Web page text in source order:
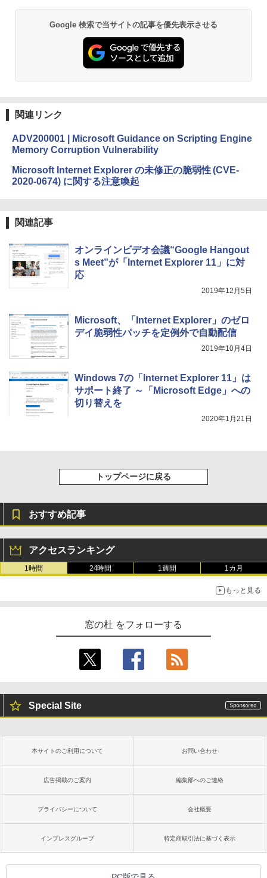
Microsoft Office Home & Business 202
4(最新 永続版)|オンラインコード版|Wind
ows11、10/mac対応|PC2台
ラインコード版
￥3,200
￥1,600
ClaudeCode いちばんやさしい 教科書:
方 マニュアル AI副業にもコンテンツ作成
にもKindle出版にも！ 非エンジニアのた
めのAIコーディング入門シリーズ
ェクトリストと最新エミュレータ紹介
￥19,980
Kindle Paperwhite シグニチャーエディ
ション (32GB) 7インチディスプレイ、明
Amazon Kindle Colorsoft | 16GBストレ
イ、色調調節ライト、最大8週間持続バッ
テリー、広告無し、ブラック (2025年発
New Amazon Kindle Scribe Colorsoft |
11インチカラーディスプレイ、64GBスト
レージ、ノート機能搭載、明るさ自動調
Google 検索で当サイトの記事を優先表示させる
関連リンク
ADV200001 | Microsoft Guidance on Scripting Engine
Memory Corruption Vulnerability
Microsoft Internet Explorer の未修正の脆弱性 (CVE-
2020-0674) に関する注意喚起
関連記事
オンラインビデオ会議“Google Hangout
s Meet”が「Internet Explorer 11」に対
応
2019年12月5日
Microsoft、「Internet Explorer」のゼロ
デイ脆弱性パッチを定例外で自動配信
2019年10月4日
Windows 7の「Internet Explorer 11」は
サポート終了 ～「Microsoft Edge」への
切り替えを
2020年1月21日
トップページに戻る
おすすめ記事
アクセスランキング
1時間 24時間 1週間 1カ月
もっと見る
窓の杜 をフォローする
Special Site
本サイトのご利用について お問い合わせ
広告掲載のご案内 編集部へのご連絡
プライバシーについて 会社概要
インプレスグループ 特定商取引法に基づく表示